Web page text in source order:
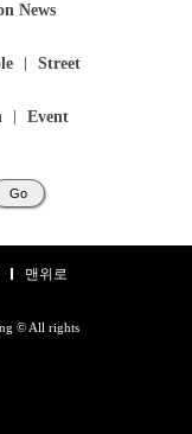
News
Street
Event
Go
맨위로
© All rights